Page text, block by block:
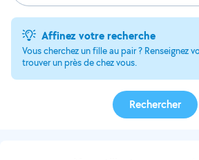
Affinez votre recherche
Vous cherchez un fille au pair ? Renseignez
trouver un près de chez vous.
Rechercher